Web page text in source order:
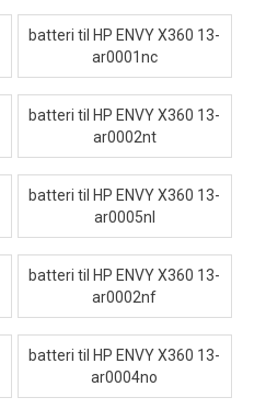
batteri til HP ENVY X360 13-
ar0001nc
batteri til HP ENVY X360 13-
ar0002nt
batteri til HP ENVY X360 13-
ar0005nl
batteri til HP ENVY X360 13-
ar0002nf
batteri til HP ENVY X360 13-
ar0004no